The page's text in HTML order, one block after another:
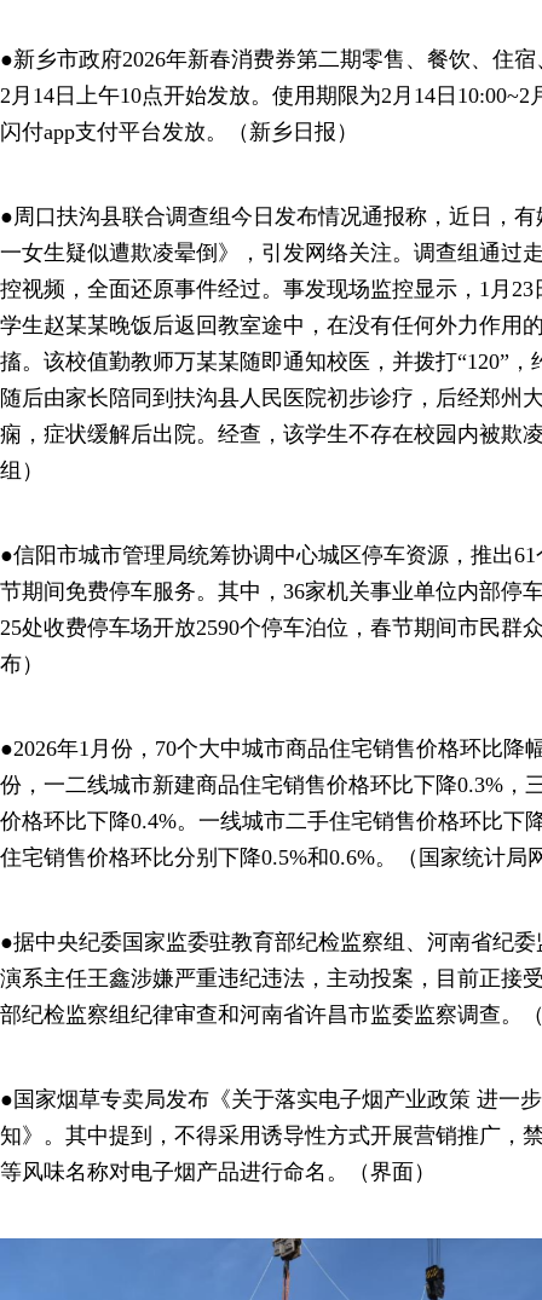
●新乡市政府2026年新春消费券第二期零售、餐饮、住
2月14日上午10点开始发放。使用期限为2月14日10:00~2
闪付app支付平台发放。（新乡日报）
●周口扶沟县联合调查组今日发布情况通报称，近日，
一女生疑似遭欺凌晕倒》，引发网络关注。调查组通过
控视频，全面还原事件经过。事发现场监控显示，1月23
学生赵某某晚饭后返回教室途中，在没有任何外力作用
搐。该校值勤教师万某某随即通知校医，并拨打“120”
随后由家长陪同到扶沟县人民医院初步诊疗，后经郑州
痫，症状缓解后出院。经查，该学生不存在校园内被欺
组）
●信阳市城市管理局统筹协调中心城区停车资源，推出
节期间免费停车服务。其中，36家机关事业单位内部停
25处收费停车场开放2590个停车泊位，春节期间市民群
布）
●2026年1月份，70个大中城市商品住宅销售价格环比降
份，一二线城市新建商品住宅销售价格环比下降0.3%，
价格环比下降0.4%。一线城市二手住宅销售价格环比下
住宅销售价格环比分别下降0.5%和0.6%。（国家统计局
●据中央纪委国家监委驻教育部纪检监察组、河南省纪
演系主任王鑫涉嫌严重违纪违法，主动投案，目前正接
部纪检监察组纪律审查和河南省许昌市监委监察调查。
●国家烟草专卖局发布《关于落实电子烟产业政策 进一
知》。其中提到，不得采用诱导性方式开展营销推广，
等风味名称对电子烟产品进行命名。（界面）